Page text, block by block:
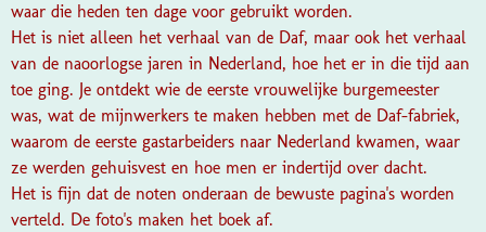
waar die heden ten dage voor gebruikt worden.
Het is niet alleen het verhaal van de Daf, maar ook het verhaal
van de naoorlogse jaren in Nederland, hoe het er in die tijd aan
toe ging. Je ontdekt wie de eerste vrouwelijke burgemeester
was, wat de mijnwerkers te maken hebben met de Daf-fabriek,
waarom de eerste gastarbeiders naar Nederland kwamen, waar
ze werden gehuisvest en hoe men er indertijd over dacht.
Het is fijn dat de noten onderaan de bewuste pagina's worden
verteld. De foto's maken het boek af.